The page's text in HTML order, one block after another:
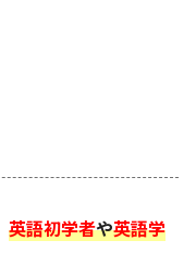
英語初学者や英語学